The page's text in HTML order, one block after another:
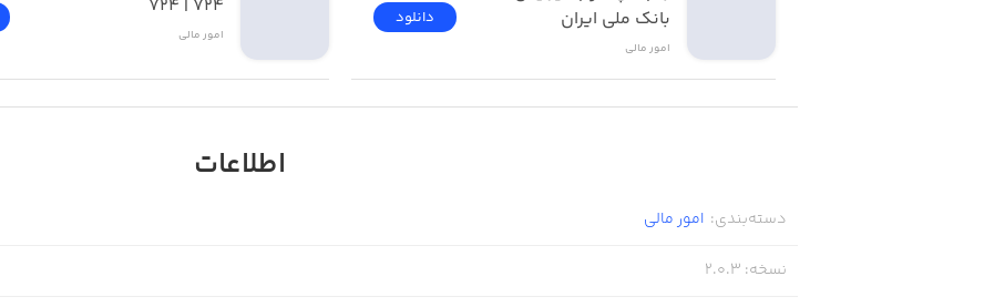
پلتفرم معاملاتی داریک
دسکتاپ، می‌توانید به‌سادگی اقدام به خرید یا فروش طلا کنید.
بانک ملی ایران
امور ‌مالی
دانلود ۷۲۴ | 724
امور ‌مالی
اطلاعات
دسته‌بندی: امور ‌مالی
نسخه:
2.0.3